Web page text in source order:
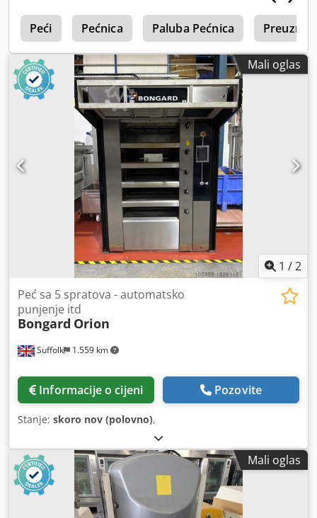
Peći Pećnica Paluba Pećnica
Mali oglas
1 /2
Suffolk 1.559 km
Peć sa 5 spratova - automatsko
punjenje itd
Bongard Orion
Informacije o cijeni Pozovite
Stanje: skoro nov (polovno),
Mali oglas